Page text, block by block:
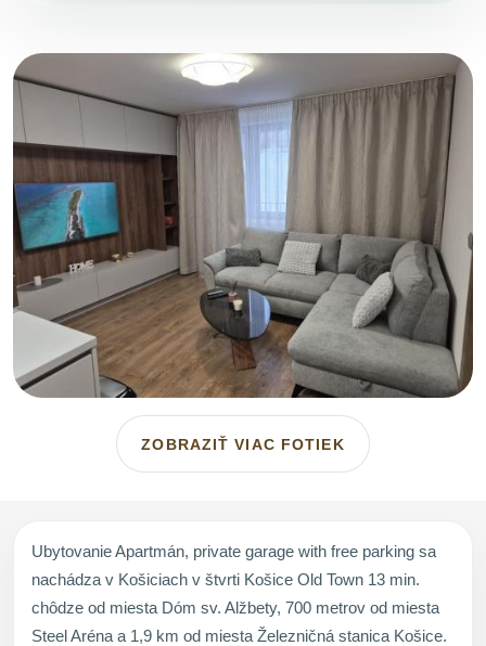
ZOBRAZIŤ VIAC FOTIEK
Ubytovanie Apartmán, private garage with free parking sa
nachádza v Košiciach v štvrti Košice Old Town 13 min.
chôdze od miesta Dóm sv. Alžbety, 700 metrov od miesta
Steel Aréna a 1,9 km od miesta Železničná stanica Košice.